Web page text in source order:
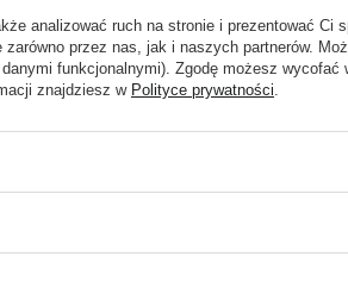
Cosibella
analizować ruch na stronie i prezentować Ci
przez nas, jak i naszych partnerów.
funkcjonalnymi). Zgodę możesz wycofać
znajdziesz w Polityce prywatności.